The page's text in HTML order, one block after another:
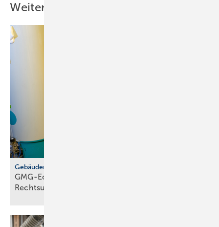
Weitere Inhalte
Gebäudemodernisierungsgesetz
GMG-Eckpunkte: zwi­schen Er­leich­te­rung und
Rechts­un­si­cher­heit